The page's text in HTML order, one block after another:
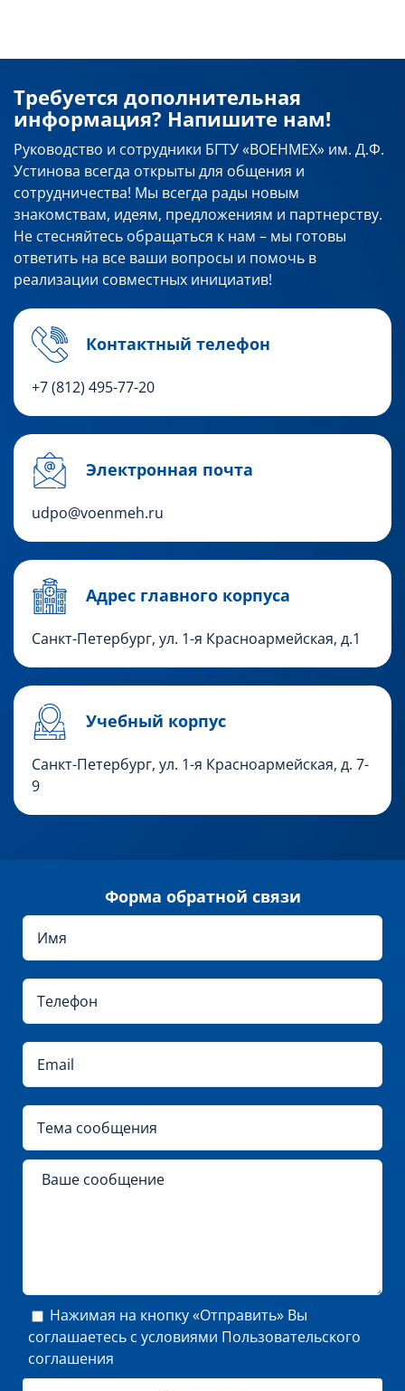
Требуется дополнительная
информация? Напишите нам!
Руководство и сотрудники БГТУ «ВОЕНМЕХ» им. Д.Ф.
Устинова всегда открыты для общения и
сотрудничества! Мы всегда рады новым
знакомствам, идеям, предложениям и партнерству.
Не стесняйтесь обращаться к нам – мы готовы
ответить на все ваши вопросы и помочь в
реализации совместных инициатив!
Контактный телефон
+7 (812) 495-77-20
Электронная почта
udpo@voenmeh.ru
Адрес главного корпуса
Санкт-Петербург, ул. 1-я Красноармейская, д.1
Учебный корпус
Санкт-Петербург, ул. 1-я Красноармейская, д. 7-
9
Форма обратной связи
Нажимая на кнопку «Отправить» Вы
соглашаетесь с условиями Пользовательского
соглашения